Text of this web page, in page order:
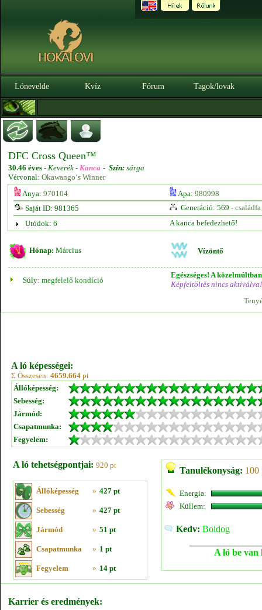
Lónevelde Kvíz Fórum Tagok/lovak
DFC Cross Queen™
30.46 éves - Keverék - Kanca - Szín: sárga
Vérvonal: Okawango‘s Winner
Anya: 970104 Apa: 980998
Saját ID: 981365
Generáció: 569 - családfa
Utódok: 6
A kanca befedezhető!
Hónap: Március Vízöntő
Súly: megfelelő kondíció
Egészséges! A
Képfeltöltés nincs aktiválva!
A ló képességei:
Σ Összesen: 4659.664 pt
Állóképesség:
Sebesség:
Jármód:
Csapatmunka:
Fegyelem:
A ló tehetségpontjai: 920 pt
Állóképesség » 427 pt
Sebesség » 427 pt
Jármód » 51 pt
Csapatmunka » 1 pt
Fegyelem » 14 pt
Tanulékonyság: 100
Energia:
Küllem:
Kedv: Boldog
A ló be van
Karrier és eredmények: